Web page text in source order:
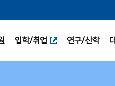
입학/취업 연구/산학